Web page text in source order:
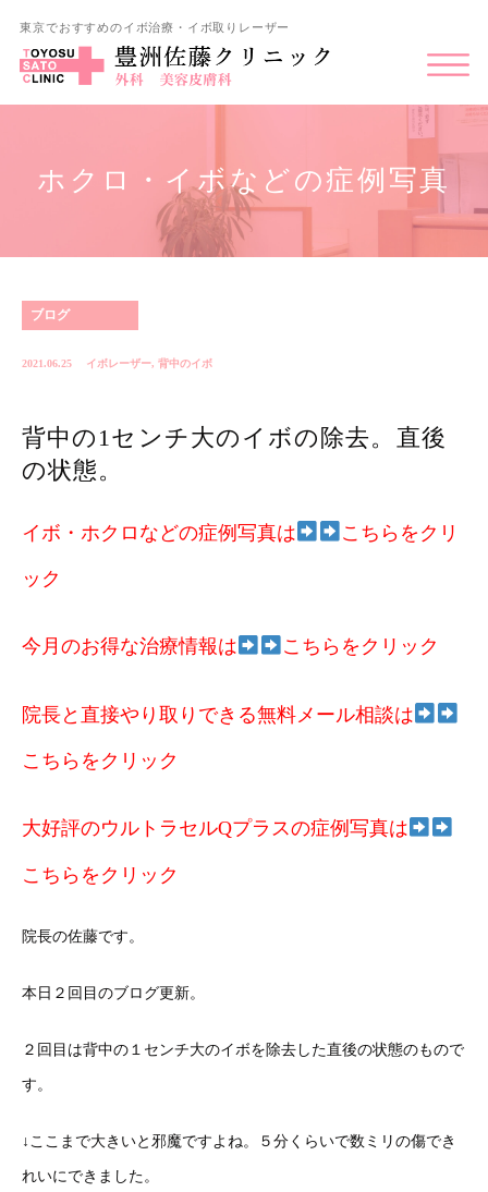
東京でおすすめのイボ治療・イボ取りレーザー
ホクロ・イボなどの症例写真
ブログ
2021.06.25 イボレーザー, 背中のイボ
背中の1センチ大のイボの除去。直後
の状態。
イボ・ホクロなどの症例写真は こちらをクリ
ック
今月のお得な治療情報は こちらをクリック
院長と直接やり取りできる無料メール相談は
こちらをクリック
大好評のウルトラセルQプラスの症例写真は
こちらをクリック
院長の佐藤です。
本日２回目のブログ更新。
２回目は背中の１センチ大のイボを除去した直後の状態のもので
す。
↓ここまで大きいと邪魔ですよね。５分くらいで数ミリの傷でき
れいにできました。